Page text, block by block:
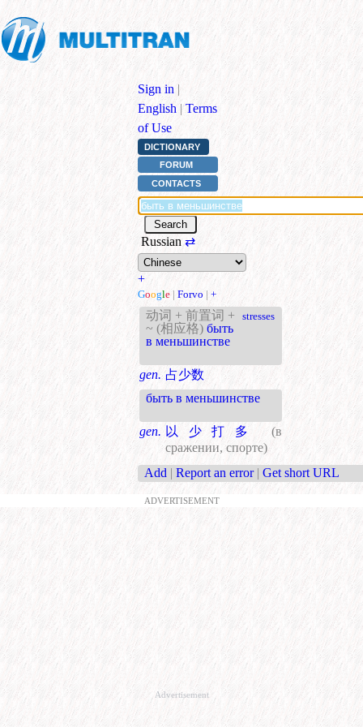
Sign in |
English | Terms
of Use
DICTIONARY
FORUM
CONTACTS
Russian ⇄
+
Google | Forvo | +
动词 + 前置词 +
~ (相应格) быть
в меньшинстве
stresses
gen. 占少数
быть в меньшинстве
gen. 以少打多
(в
сражении, спорте)
Add | Report an error | Get short URL
ADVERTISEMENT
Advertisement